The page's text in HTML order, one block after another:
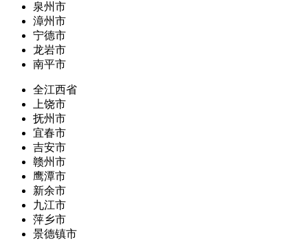
泉州市
漳州市
宁德市
龙岩市
南平市
全江西省
上饶市
抚州市
宜春市
吉安市
赣州市
鹰潭市
新余市
九江市
萍乡市
景德镇市